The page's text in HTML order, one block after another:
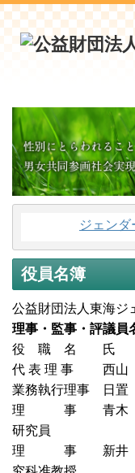
ジェンダ
役員名簿
公益財団法人東海
理事・監事・評議員
役 職 名
代 表 理 事 西山
業務執行理事 日
理 事 青木 玲
研究員
理 事 新井 美佐